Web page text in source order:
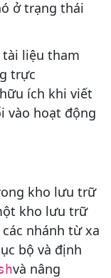
ở trạng thái
tài liệu tham
trực
ích khi viết
vào hoạt động
kho lưu trữ
kho lưu trữ
nhánh từ xa
bộ và định
và nâng